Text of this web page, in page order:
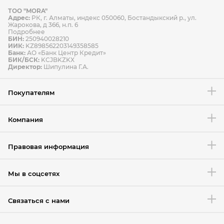
Способы оплаты Способы доставки
Условия возврата товара
ТОО "MORA"
Адрес: РК, г. Алматы, индекс 050060, Бостандыкский р., ул.
Жарокова, д 366, н.п. 6
Подробнее
БИН: 250940028210
ИИК: KZ898562203149358585
Банк: АО «Банк Центр Кредит»
БИК/БСК: KCJBKZKX
Директор: Шипулина Г.А.
Покупателям
Компания
Правовая информация
Мы в соцсетях
Связаться с нами